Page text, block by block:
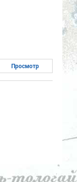
Просмотр